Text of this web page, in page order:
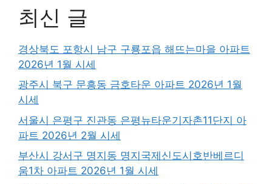
최신 글
경상북도 포항시 남구 구룡포읍 해뜨는마을 아파트
2026년 1월 시세
광주시 북구 문흥동 금호타운 아파트 2026년 1월
시세
서울시 은평구 진관동 은평뉴타운기자촌11단지 아
파트 2026년 2월 시세
부산시 강서구 명지동 명지국제신도시호반베르디
움1차 아파트 2026년 1월 시세